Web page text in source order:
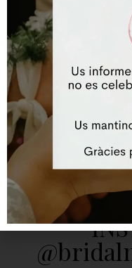
Lloc web
Desa el meu nom,
navegador per a la